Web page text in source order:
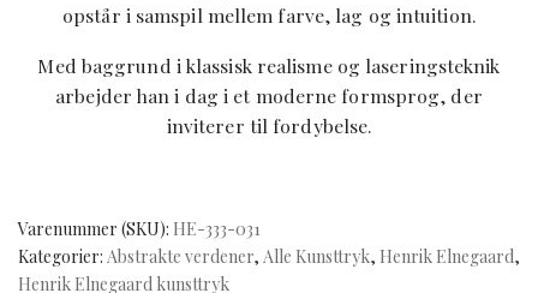
opstår i samspil mellem farve, lag og intuition.
Med baggrund i klassisk realisme og laseringsteknik
arbejder han i dag i et moderne formsprog, der
inviterer til fordybelse.
Varenummer (SKU): HE-333-031
Kategorier: Abstrakte verdener, Alle Kunsttryk, Henrik Elnegaard,
Henrik Elnegaard kunsttryk